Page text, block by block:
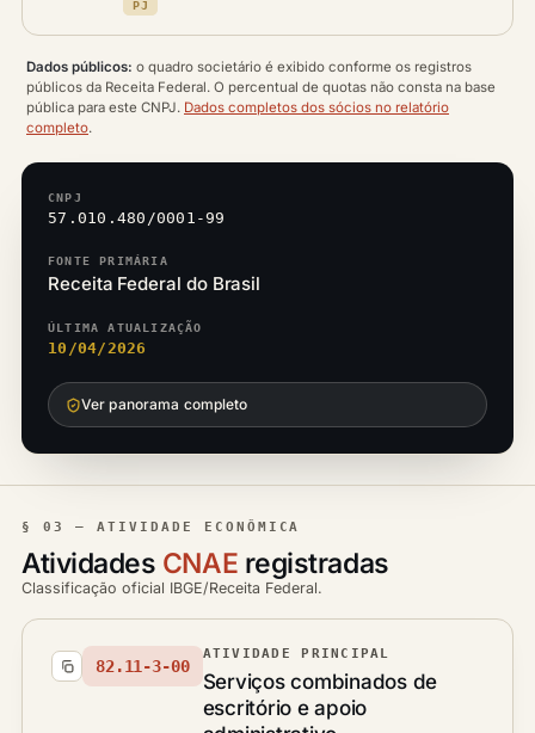
PJ
Dados públicos: o quadro societário é exibido conforme os registros
públicos da Receita Federal. O percentual de quotas não consta na base
pública para este CNPJ. Dados completos dos sócios no relatório
completo.
CNPJ
57.010.480/0001-99
FONTE PRIMÁRIA
Receita Federal do Brasil
ÚLTIMA ATUALIZAÇÃO
10/04/2026
Ver panorama completo
§ 03 — ATIVIDADE ECONÔMICA
Atividades CNAE registradas
Classificação oficial IBGE/Receita Federal.
82.11-3-00
ATIVIDADE PRINCIPAL
Serviços combinados de
escritório e apoio